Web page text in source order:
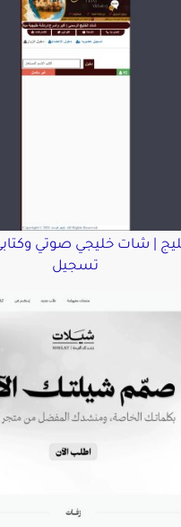
| شات خليجي صوتي
تسجيل